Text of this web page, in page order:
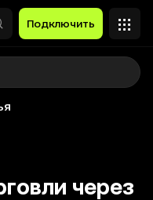
Подключить
через